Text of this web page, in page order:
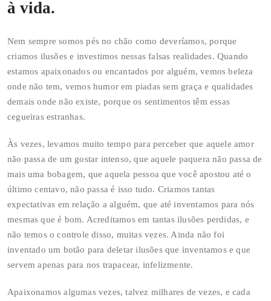
à vida.
Nem sempre somos pés no chão como deveríamos, porque
criamos ilusões e investimos nessas falsas realidades. Quando
estamos apaixonados ou encantados por alguém, vemos beleza
onde não tem, vemos humor em piadas sem graça e qualidades
demais onde não existe, porque os sentimentos têm essas
cegueiras estranhas.
Às vezes, levamos muito tempo para perceber que aquele amor
não passa de um gostar intenso, que aquele paquera não passa de
mais uma bobagem, que aquela pessoa que você apostou até o
último centavo, não passa é isso tudo. Criamos tantas
expectativas em relação a alguém, que até inventamos para nós
mesmas que é bom. Acreditamos em tantas ilusões perdidas, e
não temos o controle disso, muitas vezes. Ainda não foi
inventado um botão para deletar ilusões que inventamos e que
servem apenas para nos trapacear, infelizmente.
Apaixonamos algumas vezes, talvez milhares de vezes, e cada